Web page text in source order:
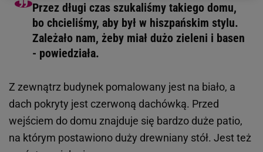
Przez długi czas szukaliśmy takiego domu,
bo chcieliśmy, aby był w hiszpańskim stylu.
Zależało nam, żeby miał dużo zieleni i basen
- powiedziała.
Z zewnątrz budynek pomalowany jest na biało, a
dach pokryty jest czerwoną dachówką. Przed
wejściem do domu znajduje się bardzo duże patio,
na którym postawiono duży drewniany stół. Jest też